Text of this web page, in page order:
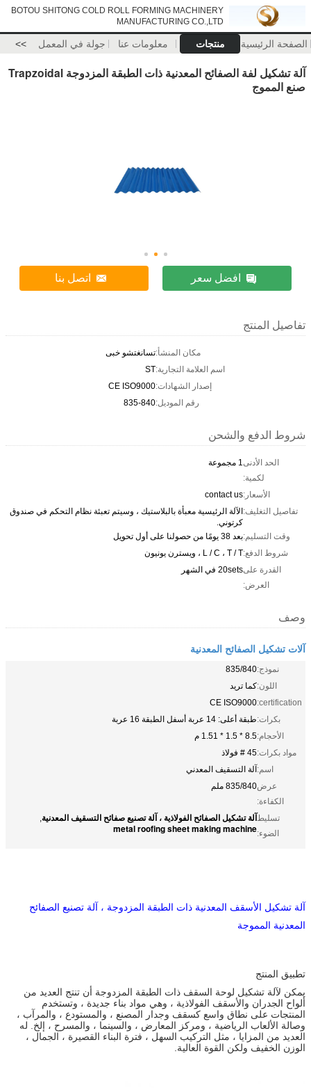
BOTOU SHITONG COLD ROLL FORMING MACHINERY
MANUFACTURING CO.,LTD
الصفحة الرئيسية منتجات معلومات عنا جولة في المعمل >>
آلة تشكيل لفة الصفائح المعدنية ذات الطبقة المزدوجة Trapzoidal
صنع المموج
افضل سعر اتصل بنا
تفاصيل المنتج
مكان المنشأ:تسانغتشو خبى
اسم العلامة التجارية:ST
إصدار الشهادات:CE ISO9000
رقم الموديل:835-840
شروط الدفع والشحن
الحد الأدنى
لكمية:
1 مجموعة
الأسعار:contact us
تفاصيل التغليف:الآلة الرئيسية معبأة بالبلاستيك ، وسيتم تعبئة نظام التحكم في صندوق
كرتوني.
وقت التسليم:بعد 38 يومًا من حصولنا على أول تحويل
شروط الدفع:L / C ، T / T ، ويسترن يونيون
القدرة على
العرض:
20sets في الشهر
وصف
آلات تشكيل الصفائح المعدنية
نموذج:835/840
اللون:كما تريد
certification:
CE ISO9000
بكرات:طبقة أعلى: 14 عربة أسفل الطبقة 16 عربة
الأحجام:8.5 * 1.5 * 1.51 م
مواد بكرات:45 # فولاذ
اسم:آلة التسقيف المعدني
عرض
الكفاءة:
835/840 ملم
تسليط
الضوء:
آلة تشكيل الصفائح الفولاذية ، آلة تصنيع صفائح التسقيف المعدنية,
metal roofing sheet making machine
آلة تشكيل الأسقف المعدنية ذات الطبقة المزدوجة ، آلة تصنيع الصفائح
المعدنية المموجة
تطبيق المنتج
يمكن لآلة تشكيل لوحة السقف ذات الطبقة المزدوجة أن تنتج العديد من
ألواح الجدران والأسقف الفولاذية ، وهي مواد بناء جديدة ، وتستخدم
المنتجات على نطاق واسع كسقف وجدار المصنع ، والمستودع ، والمرآب ،
وصالة الألعاب الرياضية ، ومركز المعارض ، والسينما ، والمسرح ، إلخ. له
العديد من المزايا ، مثل التركيب السهل ، فترة البناء القصيرة ، الجمال ،
الوزن الخفيف ولكن القوة العالية.